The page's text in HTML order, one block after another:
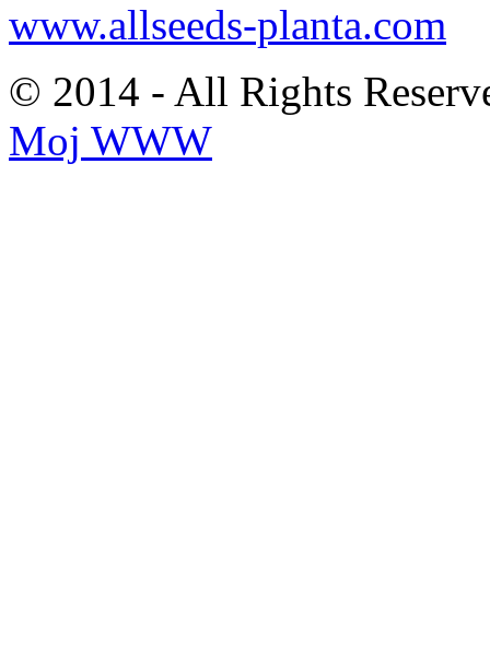
www.allseeds-planta.com
© 2014 - All Rights
Moj WWW